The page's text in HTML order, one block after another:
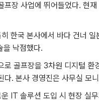
프장 사업에 뛰어들었다. 현
한국 본사에서 바다 건너
을 낙점했다.
골프장을 3차원 디지털
. 본사 경영진은 사무실 모
IT 솔루션 도입 시 현장 실